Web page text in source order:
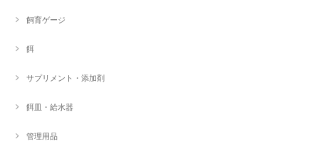
飼育ゲージ
餌
サプリメント・添加剤
餌皿・給水器
管理用品